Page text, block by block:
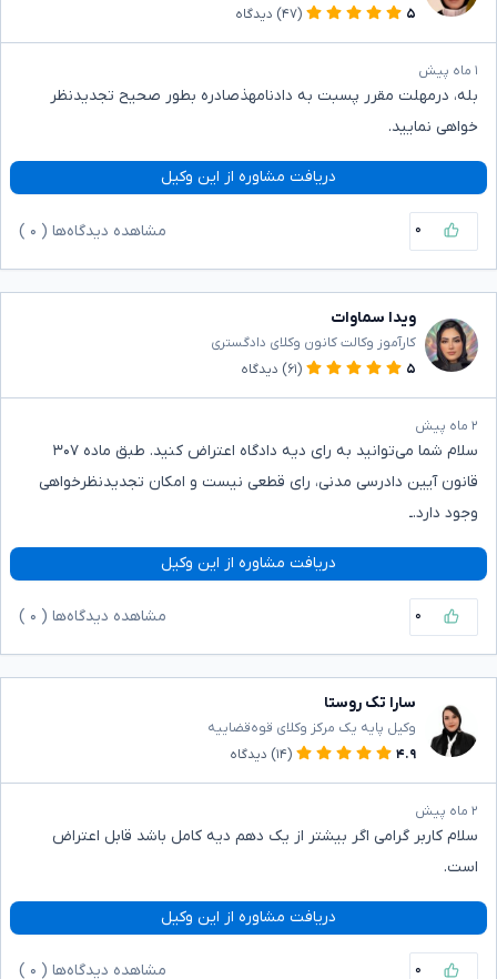
۵
(۴۷) دیدگاه
۱ ماه پیش
بله، درمهلت مقرر پسبت به دادنامهذصادره بطور صحیح تجدیدنظر
خواهی نمایید.
دریافت مشاوره از این وکیل
۰ مشاهده دیدگاه‌ها ( ۰
ویدا سماوات
کارآموز وکالت کانون وکلای دادگستری
۵
(۶۱) دیدگاه
۲ ماه پیش
سلام شما می‌توانید به رای دیه دادگاه اعتراض کنید. طبق ماده ۳۰۷
قانون آیین دادرسی مدنی، رای قطعی نیست و امکان تجدیدنظرخواهی
وجود دارد.ـ
دریافت مشاوره از این وکیل
۰ مشاهده دیدگاه‌ها ( ۰
سارا تک روستا
وکیل پایه یک مرکز وکلای قوه‌قضاییه
۴.۹
(۱۴) دیدگاه
۲ ماه پیش
سلام کاربر گرامی اگر بیشتر از یک دهم دیه کامل باشد قابل اعتراض
است.
دریافت مشاوره از این وکیل
۰ مشاهده دیدگاه‌ها ( ۰